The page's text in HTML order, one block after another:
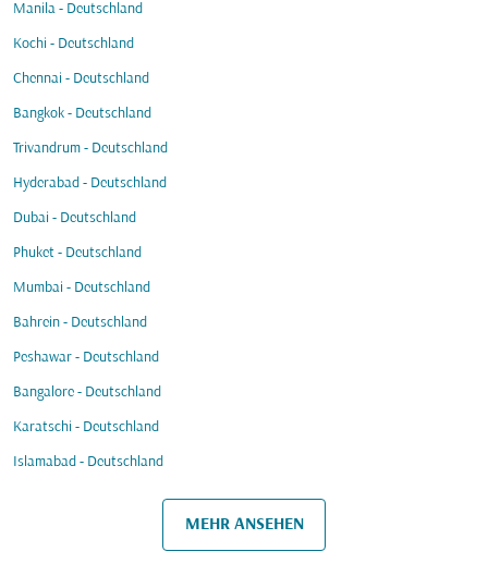
Manila - Deutschland
Kochi - Deutschland
Chennai - Deutschland
Bangkok - Deutschland
Trivandrum - Deutschland
Hyderabad - Deutschland
Dubai - Deutschland
Phuket - Deutschland
Mumbai - Deutschland
Bahrein - Deutschland
Peshawar - Deutschland
Bangalore - Deutschland
Karatschi - Deutschland
Islamabad - Deutschland
MEHR ANSEHEN